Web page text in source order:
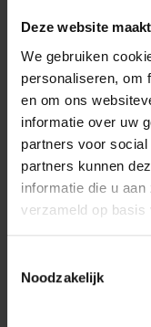
Deze website
We gebruiken
personaliseren, om
en om ons
informatie over uw
partners voor
partners kunnen
informatie die u
verzameld op basis
Noodzakelijk
geef je